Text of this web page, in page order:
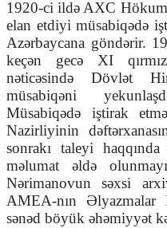
1920-ci ildə AXC
elan etdiyi müsabiqədə
Azərbaycana göndərir.
keçən gecə XI
nəticəsində Dövlət
müsabiqəni
Müsabiqədə iştirak
Nazirliyinin
sonrakı taleyi
məlumat əldə
Nərimanovun səxsi
AMEA-nın
sənəd böyük əhəmiyyət